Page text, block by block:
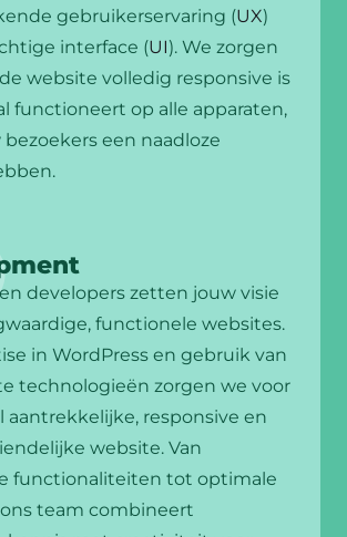
gebruikerservaring (UX)
interface (UI). We zorgen
website volledig responsive is
functioneert op alle apparaten,
een naadloze
developers zetten jouw visie
functionele websites.
in WordPress en gebruik van
technologieën zorgen we voor
aantrekkelijke, responsive en
website. Van
functionaliteiten tot optimale
team combineert